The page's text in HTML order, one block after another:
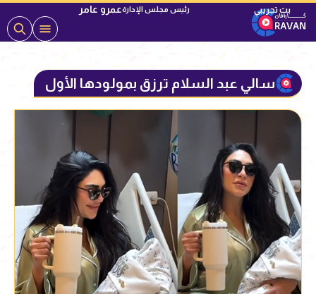
رئيس مجلس الإدارةعمرو عامر
سالي عبد السلام ترزق بمولودها الأول